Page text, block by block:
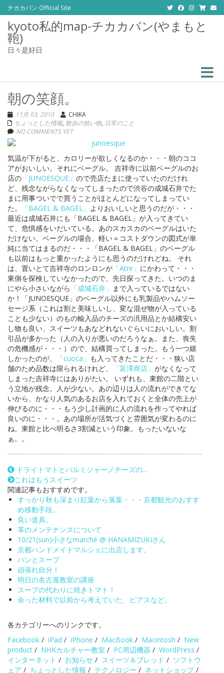
チカカバン Official Site
kyoto私的map-チカカバン(やまもと
鞄)
日々是好日
朝の笑顔。
11月 03, 2010
CHIKA
ちょっとした情報, 散歩の拾い物, 日常のこと
NO COMMENTS YET
気温が下がると、カロリーが欲しくなるのか・・・朝のココ
アがおいしい。それにベーグル。 吉祥寺に以前ベーグルのお
店の 「JUNOESQUE」 ので売店たまに使っていたのだけれ
ど、残念ながらなくなってしまったので渋谷の成城石井でた
まに用事ついでで買うことがほとんどになってしまってい
た。
「BAGEL & BAGEL」 よりおいしいと思うのだが・・・
最近は成城石井にも「BAGEL & BAGEL」が入ってきてい
て、危惧感をいだいている。あのスカスカのベーグルはいた
だけない。ベーグルの場合、軽い＝コストダウンの図式が単
純に当てはまるのだ・・・「BAGEL & BAGEL」のベーグル
も以前はもっと重かったようにも思うのだけれどね。 それ
は、置いとて吉祥寺のロンロンが 「Atre」 にかわって・・・
東側を探検していなかったので、先日探ってきた。いつのま
にやら小さいながら 「成城石井」 まで入っているではない
か！「JUNOESQUE」のベーグル以外にも乳製品やハムソー
セージ系（これは割と美味しいし、変な混ぜ物が入っている
ことも少ない）のもの輸入品のチーズの汎用品とか結構安い
し物も良い、スイーツもあなどれないぐらいにおいしい。割
引品が多かった（人の入りが悪いのだろうなぁ。また、喪失
の危機感が・・・）ので、結構買ってしまった。もう一つ嬉
しかったのが、
「cuoca」 も入ってきたことだ・・・狭い店
舗のため品数は限られるけれど、
「富澤商店」 がなくなって
しまった吉祥寺にはありがたい。 いずれも、東館の二階とい
う立地が残念。人が少ない。あの辺りは人の流れができてな
いから、かなり人気のあるお店を入れておくと全体の売上が
伸びるのに・・・もう少し計画的に人の流れを作ってやれば
良いのに・・・。あの場所が活気づくと雰囲気が変わるのに
ね。東館と比べ明るさ3割減という印象。もったいないな
ぁ。。
ドライトマトとパルミジャーノチーズの...
これはもうスイーツ
関連記事もおすすめです。
すっかり秋も深まり紅葉から落葉・・・京都観光のおすす
め移動手段。
良い道具。
革のメンテナンスについて
10/21(sun)小さなmarché @ HANAMIZUKIさん
京都ハンドメイドマルシェに出店します。
パンとスープ
頑張れ自分！
明日の名古屋教室の講座
スープの代わりに焼きトマト！
余った材料で以前から考えていた、ピアスなど。
各カテゴリーへのリンクです。
Facebook / iPad / iPhone / MacBook / Macintosh / New
product / NHKカルチャー教室 / PC周辺機器 / WordPress /
インターネット / お知らせ / スイーツ＆ブレッド / ソフトウ
ェア / ちょっとした情報 / テクノロジー / ネットショップ/